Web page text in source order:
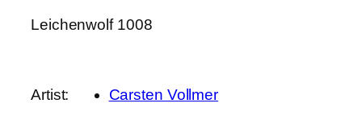
Leichenwolf 1008
Artist Carsten Vollmer